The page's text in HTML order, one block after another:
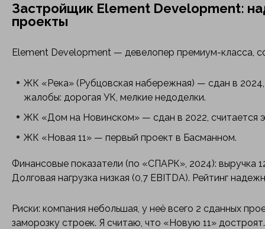
Застройщик Element Development:
проекты
Element Development — девелопер премиум-класса,
ЖК «Река» (Рубцовская набережная) — сдан в
жалобы: дорогая УК, мелкие недоделки.
ЖК «Дом на Новинском» — сдан в 2022, считается
ЖК «Новая 11» — первый проект в Басманном.
Финансовые показатели (по «СПАРК», 2024): выручка
Долговая нагрузка низкая (0,7 EBITDA). Рейтинг
Риски: компания небольшая, у неё всего 2 сданных
заморозку строек. Я считаю, что «Новую 11» достроят.